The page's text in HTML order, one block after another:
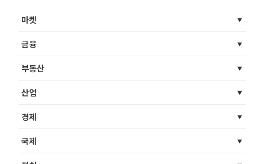
마켓
금융
부동산
산업
경제
국제